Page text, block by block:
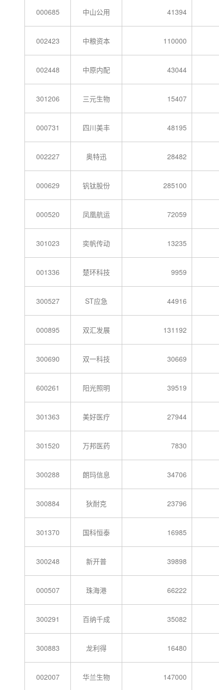
000685 中山公用 41394
002423 中粮资本 110000
002448 中原内配 43044
301206 三元生物 15407
000731 四川美丰 48195
002227 奥特迅 28482
000629 钒钛股份 285100
000520 凤凰航运 72059
301023 奕帆传动 13235
001336 楚环科技 9959
300527 ST应急 44916
000895 双汇发展 131192
300690 双一科技 30669
600261 阳光照明 39519
301363 美好医疗 27944
301520 万邦医药 7830
300288 朗玛信息 34706
300884 狄耐克 23796
301370 国科恒泰 16985
300248 新开普 39898
000507 珠海港 66222
300291 百纳千成 35082
300883 龙利得 16480
002007 华兰生物 147000